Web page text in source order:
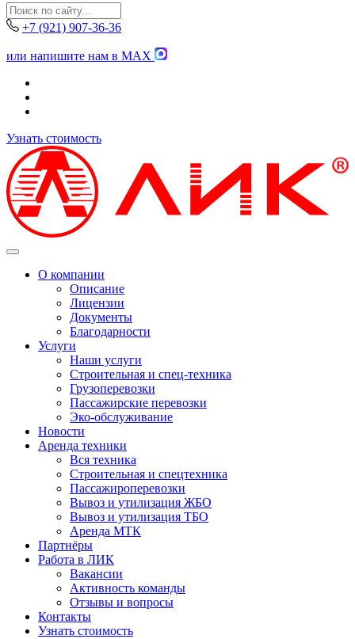
+7 (921) 907-36-36
или напишите нам в MAX
Узнать стоимость
О компании
Описание
Лицензии
Документы
Благодарности
Услуги
Наши услуги
Строительная и спец-техника
Грузоперевозки
Пассажирские перевозки
Эко-обслуживание
Новости
Аренда техники
Вся техника
Строительная и спецтехника
Пассажироперевозки
Вывоз и утилизация ЖБО
Вывоз и утилизация ТБО
Аренда МТК
Партнёры
Работа в ЛИК
Вакансии
Активность команды
Отзывы и вопросы
Контакты
Узнать стоимость